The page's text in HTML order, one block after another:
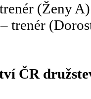
(Ženy A)
trenér
ČR